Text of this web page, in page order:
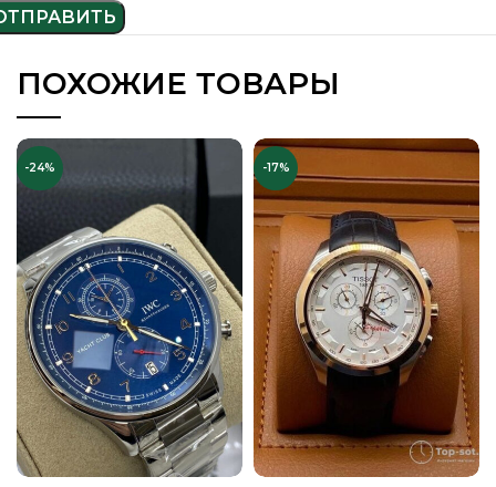
ПОХОЖИЕ ТОВАРЫ
-24% -17%